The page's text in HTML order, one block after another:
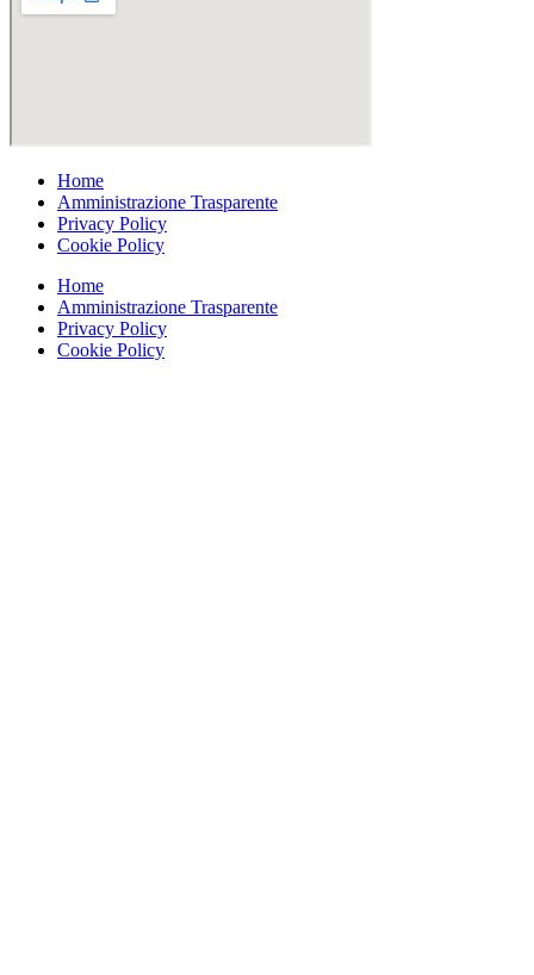
Home
Amministrazione Trasparente
Privacy Policy
Cookie Policy
Home
Amministrazione Trasparente
Privacy Policy
Cookie Policy